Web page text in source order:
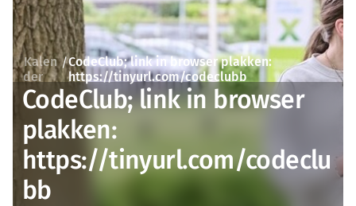
Kalen
der
/CodeClub; link in browser plakken:
https://tinyurl.com/codeclubb
CodeClub; link in browser
plakken:
https://tinyurl.com/codeclu
bb